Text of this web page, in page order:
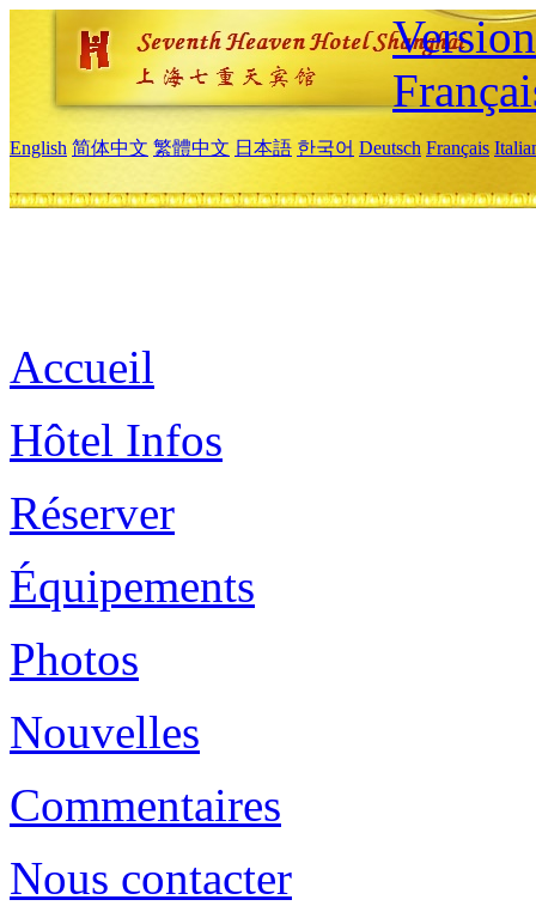
English 简体中文 繁體中文 日本語 한국어 Deutsch Français
Accueil
Hôtel Infos
Réserver
Équipements
Photos
Nouvelles
Commentaires
Nous contacter